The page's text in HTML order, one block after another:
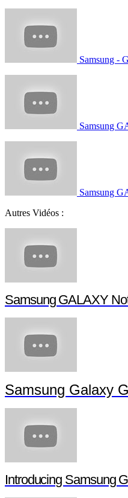
Samsung -
Samsung
Samsung
Autres Vidéos :
Samsung GALAXY
Samsung Galaxy
Introducing Samsung